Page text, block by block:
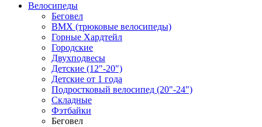
Велосипеды
Беговел
ВМХ (трюковые велосипеды)
Горные Хардтейл
Городские
Двухподвесы
Детские (12"-20")
Детские от 1 года
Подростковый велосипед (20"-24")
Складные
Фэтбайки
Беговел